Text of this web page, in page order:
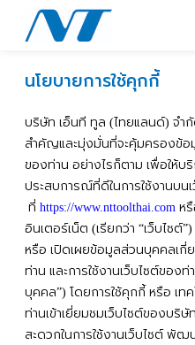
นโยบายการใช้คุกกี้
บริษัท เอ็นที ทูล (ไทยแลนด์) จำ
สำคัญและมุ่งมั่นที่จะคุ้มครองข้อ
ของท่าน อย่างไรก็ตาม เพื่อให้บ
ประสบการณ์ที่ดีในการใช้งานบน
ที่ https://www.nttoolthai.com ห
อินเตอร์เน็ต (เรียกว่า “เว็บไซต์”)
หรือ เปิดเผยข้อมูลส่วนบุคคลเกี่
ท่าน และการใช้งานเว็บไซต์ของท่
บุคคล”) โดยการใช้คุกกี้ หรือ เท
ท่านเข้าเยี่ยมชมเว็บไซต์ของบริษัท
สะดวกในการใช้งานเว็บไซต์พัฒน